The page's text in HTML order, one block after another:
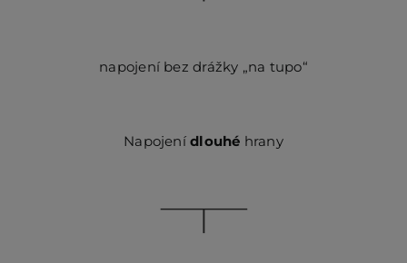
napojení bez drážky „na tupo“
Napojenídlouhé hrany